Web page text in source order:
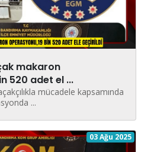
makaron
520 adet el ...
mücadele kapsamında
...
03 Ağu 2025